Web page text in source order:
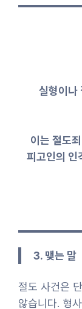
실형이나
이는 절도
피고인의 인
3. 맺는 말
절도 사건은
않습니다. 형